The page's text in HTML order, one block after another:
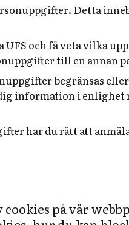
Detta
och få veta vilka
till en annan
begränsas
information i
har du rätt att
på vår